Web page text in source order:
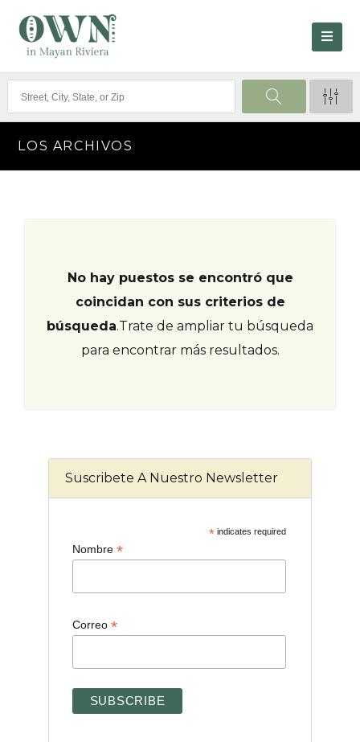
LOS ARCHIVOS
No hay puestos se encontró que
coincidan con sus criterios de
búsqueda.Trate de ampliar tu búsqueda
para encontrar más resultados.
Suscribete A Nuestro Newsletter
*indicates required
Nombre *
Correo *